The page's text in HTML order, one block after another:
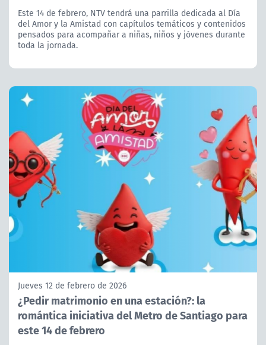
Este 14 de febrero, NTV tendrá una parrilla dedicada al Día
del Amor y la Amistad con capítulos temáticos y contenidos
pensados para acompañar a niñas, niños y jóvenes durante
toda la jornada.
Jueves 12 de febrero de 2026
¿Pedir matrimonio en una estación?: la
romántica iniciativa del Metro de Santiago para
este 14 de febrero